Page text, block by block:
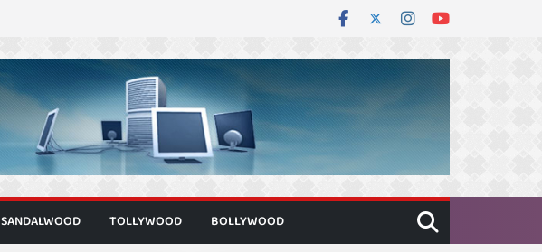
SANDALWOOD TOLLYWOOD BOLLYWOOD